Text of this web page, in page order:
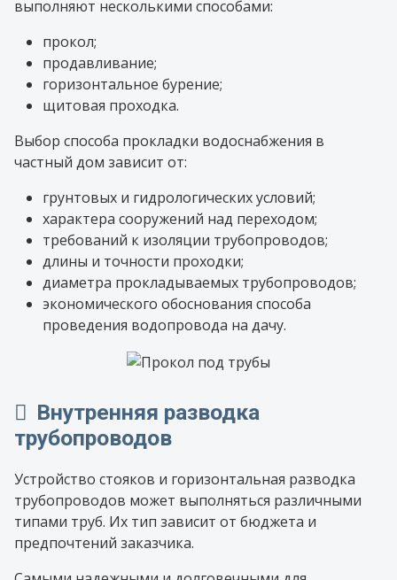
выполняют несколькими способами:
прокол;
продавливание;
горизонтальное бурение;
щитовая проходка.
Выбор способа прокладки водоснабжения в
частный дом зависит от:
грунтовых и гидрологических условий;
характера сооружений над переходом;
требований к изоляции трубопроводов;
длины и точности проходки;
диаметра прокладываемых трубопроводов;
экономического обоснования способа
проведения водопровода на дачу.
Внутренняя разводка
трубопроводов
Устройство стояков и горизонтальная разводка
трубопроводов может выполняться различными
типами труб. Их тип зависит от бюджета и
предпочтений заказчика.